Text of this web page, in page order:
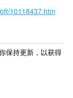
10118437.htm
保持更新，以获得